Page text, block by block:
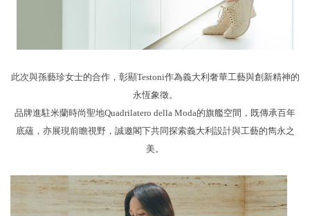
此次與孫藝珍女士的合作，彰顯Testoni作為義大利奢華工藝與創新精神的
永恆象徵。
品牌進駐米蘭時尚聖地Quadrilatero della Moda的旗艦空間，既傳承百年
底蘊，亦展現前瞻視野，誠邀閣下共同探索義大利設計與工藝的雋永之
美。